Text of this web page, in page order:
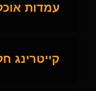
עמדות
קייטרינג